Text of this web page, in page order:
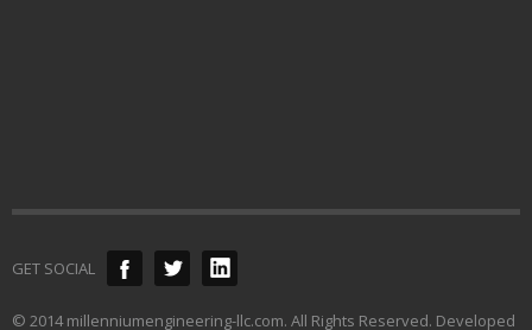
GET SOCIAL
© 2014 millenniumengineering-llc.com. All Rights Reserved. Developed